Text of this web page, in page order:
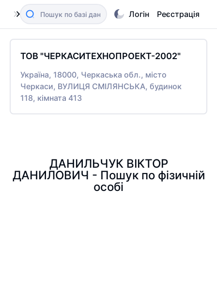
Логін Реєстрація
ТОВ "ЧЕРКАСИТЕХНОПРОЕКТ-2002"
Україна, 18000, Черкаська обл., місто
Черкаси, ВУЛИЦЯ СМІЛЯНСЬКА, будинок
118, кімната 413
ДАНИЛЬЧУК ВІКТОР
ДАНИЛОВИЧ - Пошук по фізичній
особі